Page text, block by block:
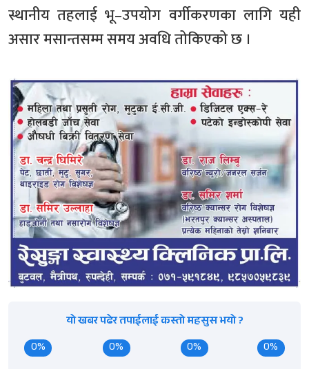
स्थानीय तहलाई भू–उपयोग वर्गीकरणका लागि यही
असार मसान्तसम्म समय अवधि तोकिएको छ ।
यो खबर पढेर तपाईलाई कस्तो महसुस भयो ?
0%
0% 0% 0%